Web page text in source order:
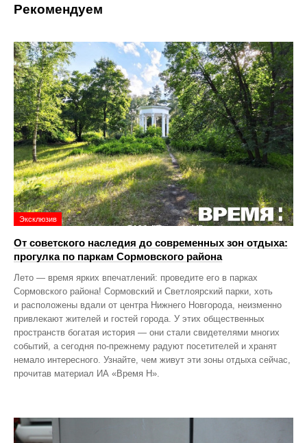
Рекомендуем
Эксклюзив
От советского наследия до современных зон отдыха:
прогулка по паркам Сормовского района
Лето — время ярких впечатлений: проведите его в парках
Сормовского района! Сормовский и Светлоярский парки, хоть
и расположены вдали от центра Нижнего Новгорода, неизменно
привлекают жителей и гостей города. У этих общественных
пространств богатая история — они стали свидетелями многих
событий, а сегодня по‑прежнему радуют посетителей и хранят
немало интересного. Узнайте, чем живут эти зоны отдыха сейчас,
прочитав материал ИА «Время Н».